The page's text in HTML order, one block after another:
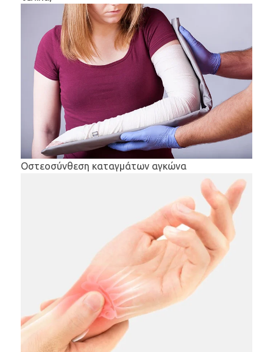
Οστεοσύνθεση καταγμάτων αγκώνα